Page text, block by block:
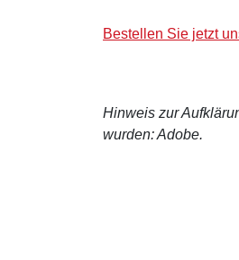
Bestellen Sie jetzt
Hinweis zur
wurden: Adobe.